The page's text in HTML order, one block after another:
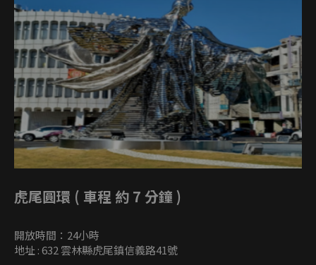
虎尾圓環 ( 車程 約 7 分鐘 )
開放時間：24小時
地址 : 632 雲林縣虎尾鎮信義路41號